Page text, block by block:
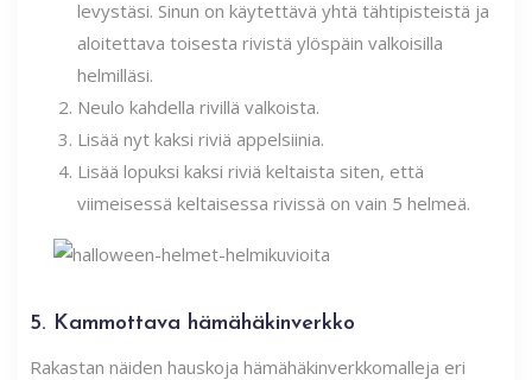
levystäsi. Sinun on käytettävä yhtä tähtipisteistä ja
aloitettava toisesta rivistä ylöspäin valkoisilla
helmilläsi.
Neulo kahdella rivillä valkoista.
Lisää nyt kaksi riviä appelsiinia.
Lisää lopuksi kaksi riviä keltaista siten, että
viimeisessä keltaisessa rivissä on vain 5 helmeä.
5. Kammottava hämähäkinverkko
Rakastan näiden hauskoja hämähäkinverkkomalleja eri